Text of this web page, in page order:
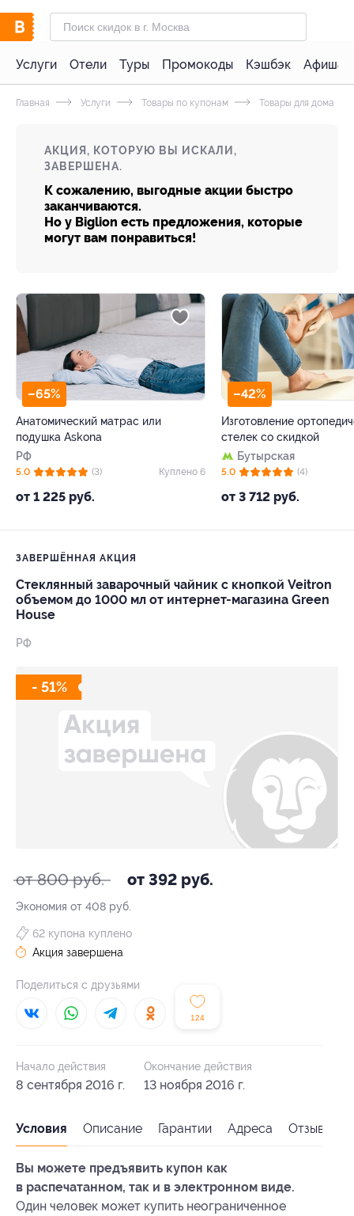
Услуги Отели Туры Промокоды Кэшбэк Афиша
Главная Услуги Товары по купонам Товары для дома
АКЦИЯ, КОТОРУЮ ВЫ ИСКАЛИ,
ЗАВЕРШЕНА.
К сожалению, выгодные акции быстро
заканчиваются.
Но у Biglion есть предложения, которые
могут вам понравиться!
–65%
Анатомический матрас или
подушка Askona
РФ
от 1 225 руб.
5.0 (3) Куплено 6
–42%
Изготовление
стелек со скидкой
Бутырская
от 3 712 руб.
5.0 (4)
ЗАВЕРШЁННАЯ АКЦИЯ
Стеклянный заварочный чайник с кнопкой Veitron
объемом до 1000 мл от интернет-магазина Green
House
РФ
- 51%
от 800 руб. от 392 руб.
Экономия от 408 руб.
124
62 купона куплено
Акция завершена
Поделиться с друзьями
Начало действия
8 сентября 2016 г.
Окончание действия
13 ноября 2016 г.
Условия Описание Гарантии Адреса Отзывы
Вы можете предъявить купон как
в распечатанном, так и в электронном виде.
Один человек может купить неограниченное